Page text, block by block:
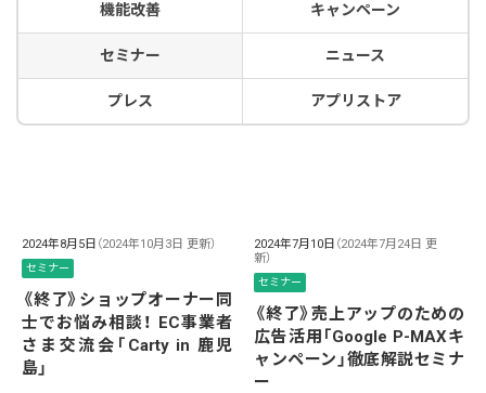
機能改善 キャンペーン
セミナー ニュース
プレス アプリストア
2024年8月5日 （2024年10月3日 更新）
セミナー
《終了》ショップオーナー同
士でお悩み相談！ EC事業者
さま交流会「Carty in 鹿児
島」
2024年7月10日 （2024年7月24日 更
新）
セミナー
《終了》売上アップのための
広告活用「Google P-MAXキ
ャンペーン」徹底解説セミナ
ー